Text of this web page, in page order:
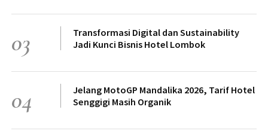
03
Transformasi Digital dan Sustainability
Jadi Kunci Bisnis Hotel Lombok
04
Jelang MotoGP Mandalika 2026, Tarif Hotel
Senggigi Masih Organik